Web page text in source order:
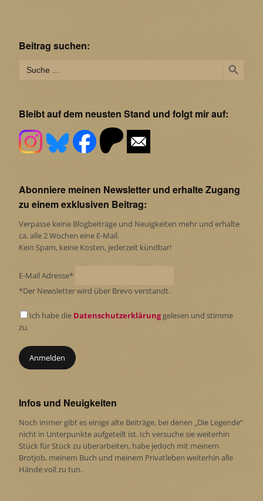
Beitrag suchen:
for:
Bleibt auf dem neusten Stand und folgt mir auf:
Abonniere meinen Newsletter und erhalte Zugang
zu einem exklusiven Beitrag:
Verpasse keine Blogbeiträge und Neuigkeiten mehr und erhalte
ca. alle 2 Wochen eine E-Mail.
Kein Spam, keine Kosten, jederzeit kündbar!
E-Mail Adresse*
*Der Newsletter wird über Brevo verstandt.
Ich habe die Datenschutzerklärunggelesen und stimme
zu.
Infos und Neuigkeiten
Noch immer gibt es einige alte Beiträge, bei denen „Die Legende“
nicht in Unterpunkte aufgeteilt ist. Ich versuche sie weiterhin
Stück für Stück zu überarbeiten, habe jedoch mit meinem
Brotjob, meinem Buch und meinem Privatleben weiterhin alle
Hände voll zu tun.